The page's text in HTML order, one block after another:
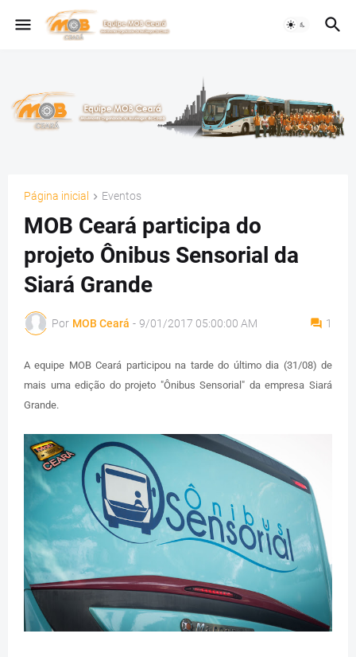
Página inicial Eventos
MOB Ceará participa do
projeto Ônibus Sensorial da
Siará Grande
Por MOB Ceará - 9/01/2017 05:00:00 AM 1
A equipe MOB Ceará participou na tarde do último dia (31/08) de
mais uma edição do projeto "Ônibus Sensorial" da empresa Siará
Grande.